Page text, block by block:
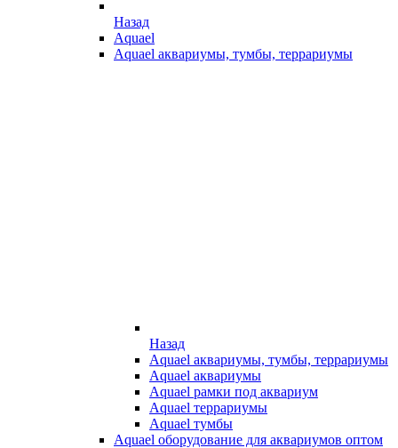
Назад
Aquael
Aquael аквариумы, тумбы, террариумы
Назад
Aquael аквариумы, тумбы, террариумы
Aquael аквариумы
Aquael рамки под аквариум
Aquael террариумы
Aquael тумбы
Aquael оборудование для аквариумов оптом